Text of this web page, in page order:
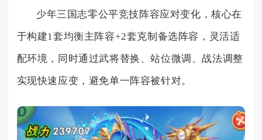
少年三国志零公平竞技阵容应对变化，核心在
于构建1套均衡主阵容+2套克制备选阵容，灵活适
配环境，同时通过武将替换、站位微调、战法调整
实现快速应变，避免单一阵容被针对。